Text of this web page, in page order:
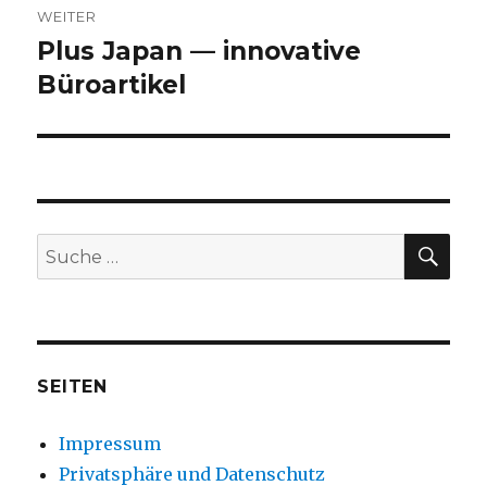
WEITER
Nächster
Beitrag:
Plus Japan — innovative
Büroartikel
Suche
nach:
SEITEN
Impressum
Privatsphäre und Datenschutz